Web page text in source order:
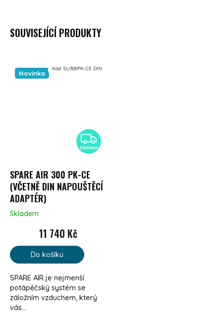
SOUVISEJÍCÍ PRODUKTY
Novinka
ZDARMA
ZDARMA
SPARE AIR 300 PK-CE
(VČETNĚ DIN NAPOUŠTĚCÍ
ADAPTÉR)
Skladem
11 740 Kč
Do košíku
SPARE AIR je nejmenší
potápěčský systém se
záložním vzduchem, který
vás...
Kód: SU300PK-CE DIN